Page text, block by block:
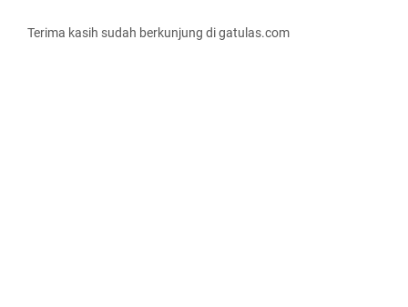
Terima kasih sudah berkunjung di gatulas.com